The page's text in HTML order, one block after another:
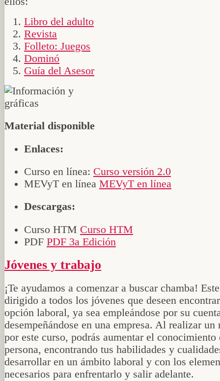
Libro del adulto
Revista
Folleto: Juegos
Dominó
Guía del Asesor
Material disponible
Enlaces:
Curso en línea: Curso versión 2.0
MEVyT en línea MEVyT en línea
Descargas:
Curso HTM Curso HTM
PDF PDF 3a Edición
Jóvenes y trabajo
¡Te ayudamos a comenzar a buscar chamba!
dirigido a todos los jóvenes que deseen
opción laboral, ya sea empleándose por su
desempeñándose en una empresa. Al realizar un
por este curso, podrás aumentar el conocimiento
persona, encontrando tus habilidades y
desarrollar en un ámbito laboral y con los
necesarios para enfrentarlo y salir adelante.